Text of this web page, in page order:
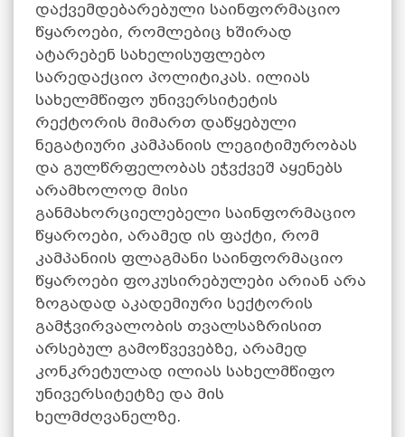
დაქვემდებარებული საინფორმაციო
წყაროები, რომლებიც ხშირად
ატარებენ სახელისუფლებო
სარედაქციო პოლიტიკას. ილიას
სახელმწიფო უნივერსიტეტის
რექტორის მიმართ დაწყებული
ნეგატიური კამპანიის ლეგიტიმურობას
და გულწრფელობას ეჭვქვეშ აყენებს
არამხოლოდ მისი
განმახორციელებელი საინფორმაციო
წყაროები, არამედ ის ფაქტი, რომ
კამპანიის ფლაგმანი საინფორმაციო
წყაროები ფოკუსირებულები არიან არა
ზოგადად აკადემიური სექტორის
გამჭვირვალობის თვალსაზრისით
არსებულ გამოწვევებზე, არამედ
კონკრეტულად ილიას სახელმწიფო
უნივერსიტეტზე და მის
ხელმძღვანელზე.